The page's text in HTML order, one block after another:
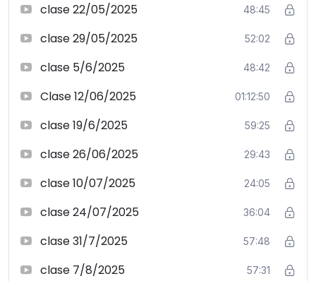
clase 22/05/2025 48:45
clase 29/05/2025 52:02
clase 5/6/2025 48:42
Clase 12/06/2025 01:12:50
clase 19/6/2025 59:25
clase 26/06/2025 29:43
clase 10/07/2025 24:05
clase 24/07/2025 36:04
clase 31/7/2025 57:48
clase 7/8/2025 57:31